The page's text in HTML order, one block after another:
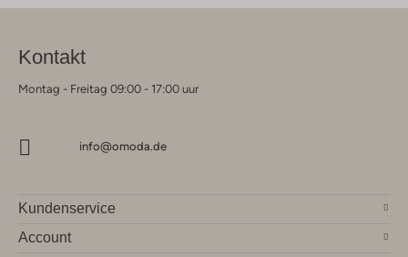
Kontakt
Montag - Freitag 09:00 - 17:00 uur
info@omoda.de
Kundenservice
Account